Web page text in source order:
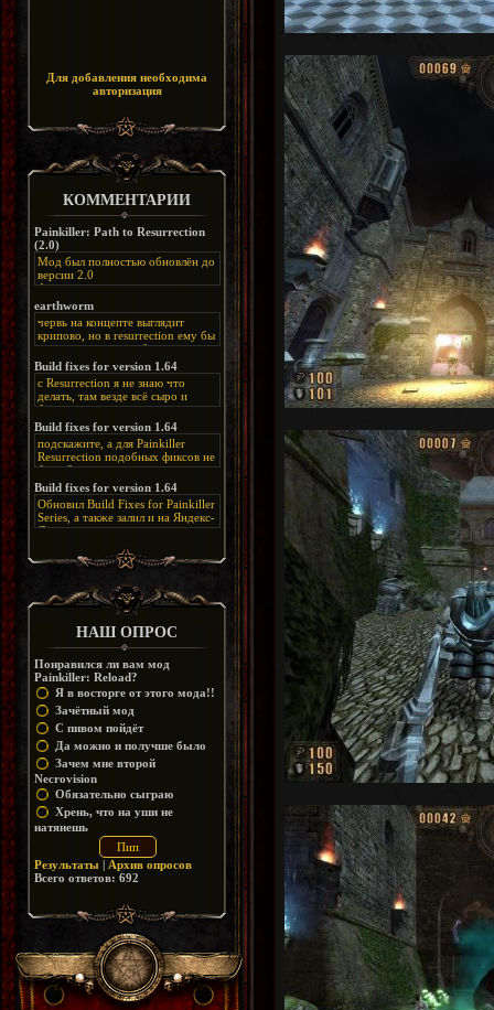
Для добавления необходима
авторизация
КОММЕНТАРИИ
Painkiller: Path to Resurrection
(2.0)
Мод был полностью обновлён до
версии 2.0
Альтернативная
ссылка:
FzzDkRlC8Q
earthworm
червь на концепте выглядит
крипово, но в resurrection ему бы
нашлось место, особенно в
каких-нибудь подземных
катакомбах. жаль, что половину
задумок там вырезали, зато и
рпгшности меньше. build fixes
спасибо что перезалили на
яндекс. а вот в комментах на
сайте у меня пару раз вылезала
левая вставка
https://uzbekmelbet.com/ru/
дико отвлекает от обсуждения
скринов.
Build fixes for version 1.64
с Resurrection я не знаю что
делать, там везде всё сыро и
баговано, от чего и заниматься
этим не хочется, тут либо играть
как есть или искать патчи для
этого дополнения на moddb,
либо же на крайняк играть мод
Resurrection, но настолько что не
особо уже и узнаётся
Build fixes for version 1.64
подскажите, а для Painkiller
Resurrection подобных фиксов не
будет?
Build fixes for version 1.64
Обновил Build Fixes for Painkiller
Series, а также залил и на Яндекс-
Диск
https://disk.yandex.ru/d/_zvZekuO5FTd3Q
НАШ ОПРОС
Понравился ли вам мод
Painkiller: Reload?
Я в восторге от этого мода!!
Зачётный мод
С пивом пойдёт
Да можно и получше было
Зачем мне второй
Necrovision
Обязательно сыграю
Хрень, что на уши не
натянешь
Результаты | Архив опросов
Всего ответов: 692